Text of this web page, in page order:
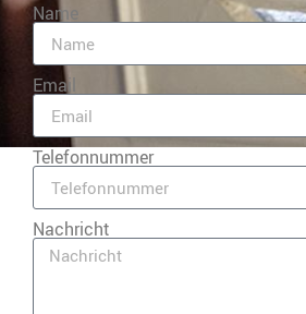
Name
Email
Telefonnummer
Nachricht